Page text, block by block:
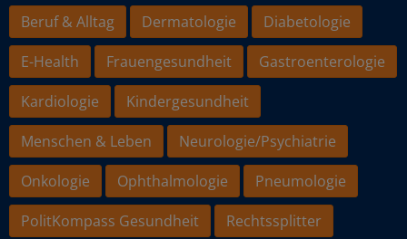
Beruf & Alltag
Dermatologie
Diabetologie
E-Health
Frauengesundheit
Gastroenterologie
Kardiologie
Kindergesundheit
Menschen & Leben
Neurologie/Psychiatrie
Onkologie
Ophthalmologie
Pneumologie
PolitKompass Gesundheit
Rechtssplitter